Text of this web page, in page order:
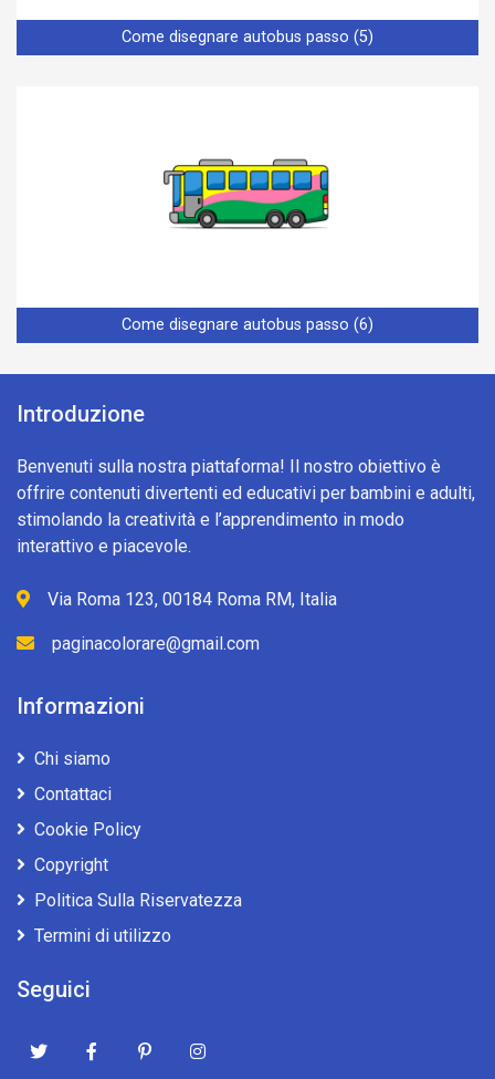
Come disegnare autobus passo (5)
Come disegnare autobus passo (6)
Introduzione
Benvenuti sulla nostra piattaforma! Il nostro obiettivo è
offrire contenuti divertenti ed educativi per bambini e adulti,
stimolando la creatività e l’apprendimento in modo
interattivo e piacevole.
Via Roma 123, 00184 Roma RM, Italia
paginacolorare@gmail.com
Informazioni
Chi siamo
Contattaci
Cookie Policy
Copyright
Politica Sulla Riservatezza
Termini di utilizzo
Seguici